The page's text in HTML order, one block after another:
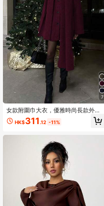
7
女款附圍巾大衣，優雅時尚長款外
套，適合聖誕節
HK$311 .12 -11%